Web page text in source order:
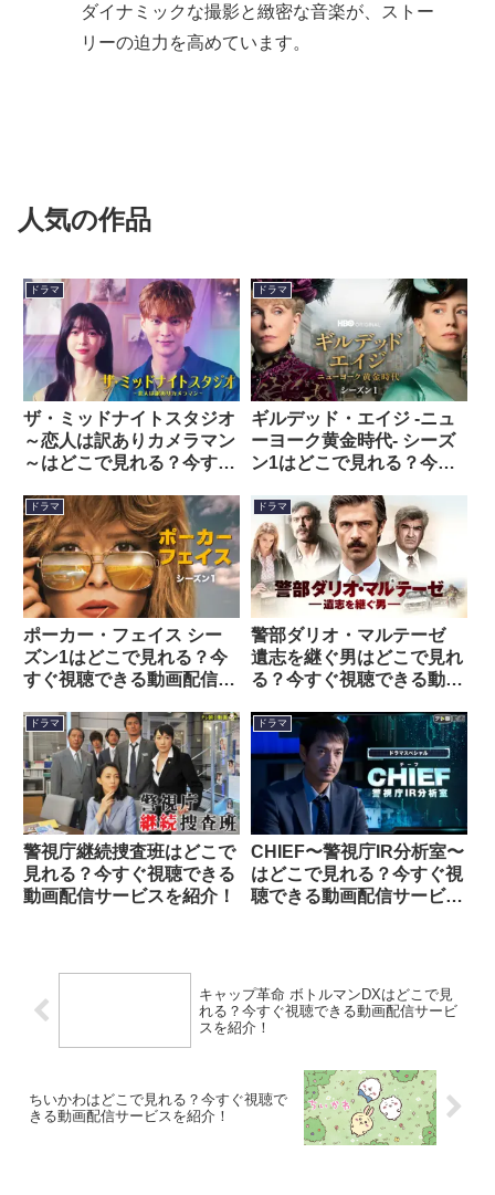
ダイナミックな撮影と緻密な音楽が、ストー
リーの迫力を高めています。
人気の作品
ドラマ
ザ・ミッドナイトスタジオ
～恋人は訳ありカメラマン
～はどこで見れる？今すぐ
スを紹介！
ドラマ
ギルデッド・エイジ -ニュ
ーヨーク黄金時代- シーズ
ン1はどこで見れる？今す
ビスを紹介！
ドラマ
ポーカー・フェイス シー
ズン1はどこで見れる？今
すぐ視聴できる動画配信サ
ドラマ
警部ダリオ・マルテーゼ
遺志を継ぐ男はどこで見れ
る？今すぐ視聴できる動画
ドラマ
警視庁継続捜査班はどこで
見れる？今すぐ視聴できる
動画配信サービスを紹介！
ドラマ
CHIEF〜警視庁IR分析室〜
はどこで見れる？今すぐ視
聴できる動画配信サービス
キャップ革命 ボトルマンDXはどこで見
れる？今すぐ視聴できる動画配信サービ
スを紹介！
ちいかわはどこで見れる？今すぐ視聴で
きる動画配信サービスを紹介！